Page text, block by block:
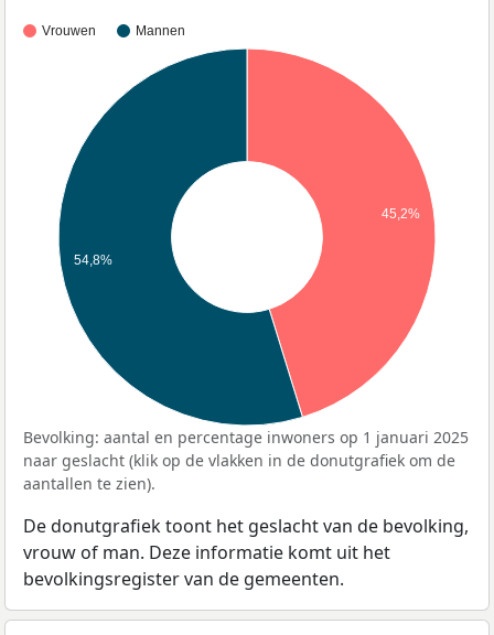
Vrouwen Mannen
45,2%
54,8%
Bevolking: aantal en percentage inwoners op 1 januari 2025
naar geslacht (klik op de vlakken in de donutgrafiek om de
aantallen te zien).
De donutgrafiek toont het geslacht van de bevolking,
vrouw of man. Deze informatie komt uit het
bevolkingsregister van de gemeenten.